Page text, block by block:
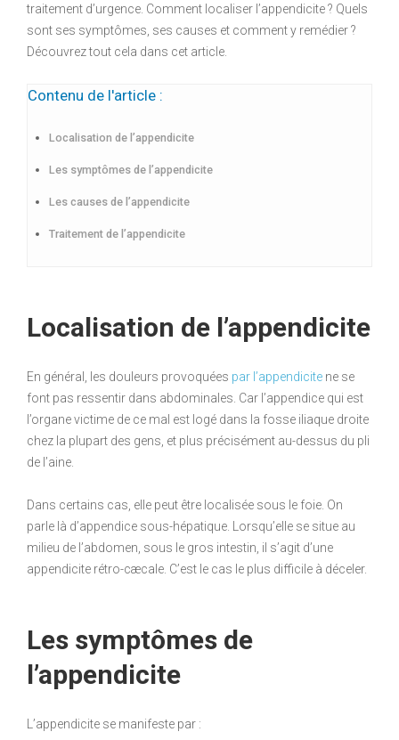
traitement d’urgence. Comment localiser l’appendicite ? Quels
sont ses symptômes, ses causes et comment y remédier ?
Découvrez tout cela dans cet article.
Contenu de l'article :
Localisation de l’appendicite
Les symptômes de l’appendicite
Les causes de l’appendicite
Traitement de l’appendicite
Localisation de l’appendicite
En général, les douleurs provoquées par l’appendicite ne se
font pas ressentir dans abdominales. Car l’appendice qui est
l’organe victime de ce mal est logé dans la fosse iliaque droite
chez la plupart des gens, et plus précisément au-dessus du pli
de l’aine.
Dans certains cas, elle peut être localisée sous le foie. On
parle là d’appendice sous-hépatique. Lorsqu’elle se situe au
milieu de l’abdomen, sous le gros intestin, il s’agit d’une
appendicite rétro-cæcale. C’est le cas le plus difficile à déceler.
Les symptômes de
l’appendicite
L’appendicite se manifeste par :